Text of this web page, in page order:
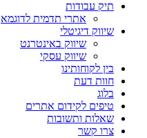
תיק עבודות
אתרי תדמית לדוגמא
שיווק דיגיטלי
שיווק באינטרנט
שיווק עסקי
בין לקוחותינו
חוות דעת
בלוג
טיפים לקידום אתרים
שאלות ותשובות
צרו קשר